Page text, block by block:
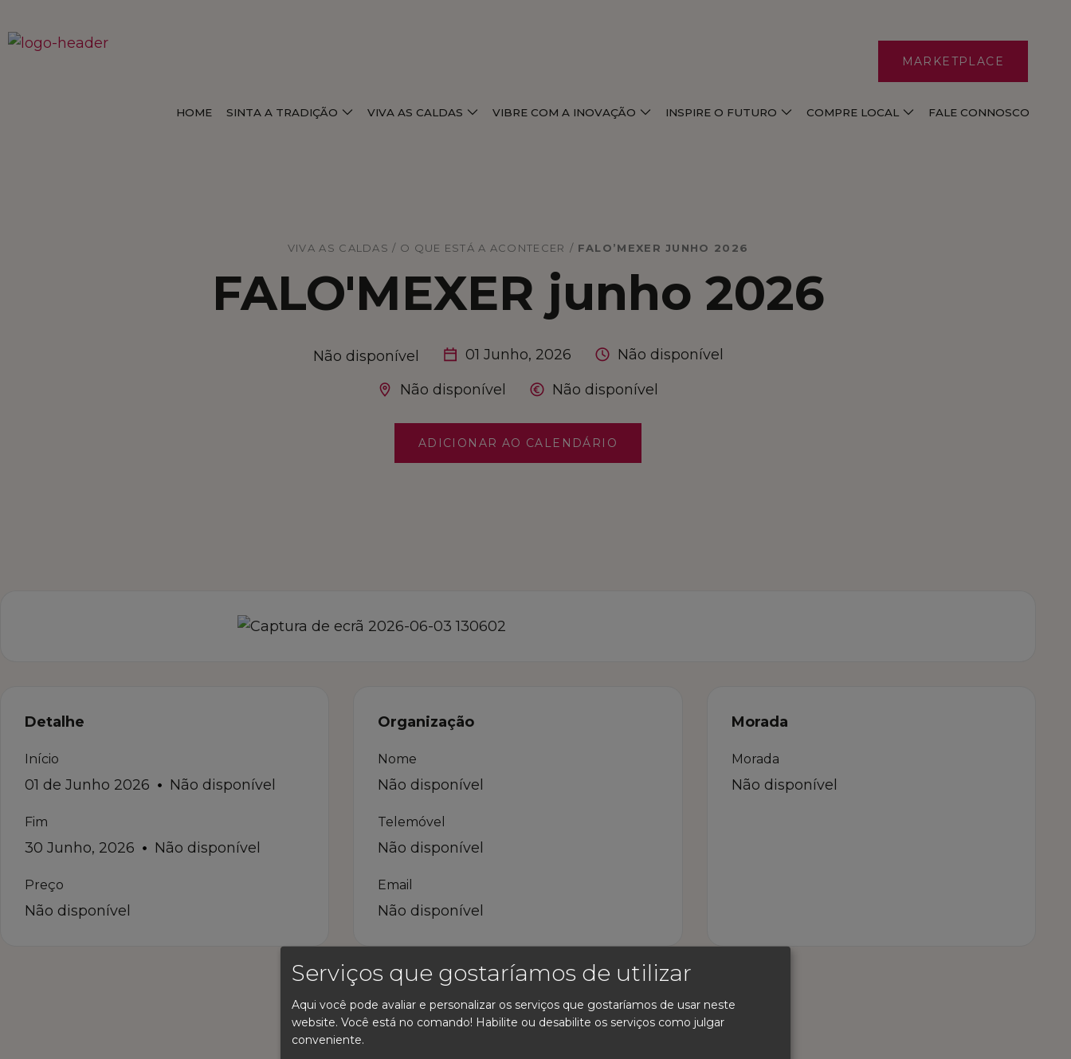
MARKETPLACE
HOME SINTA A TRADIÇÃO VIVA AS CALDAS VIBRE COM A INOVAÇÃO INSPIRE O FUTURO COMPRE LOCAL FALE CONNOSCO
VIVA AS CALDAS / O QUE ESTÁ A ACONTECER / FALO’MEXER JUNHO 2026
FALO'MEXER junho 2026
Não disponível 01 Junho, 2026
Não disponível
Não disponível
Não disponível
ADICIONAR AO CALENDÁRIO
Detalhe
Início
01 de Junho 2026 Não disponível
Fim
30 Junho, 2026 Não disponível
Preço
Não disponível
Organização
Nome
Não disponível
Telemóvel
Não disponível
Email
Não disponível
Morada
Morada
Não disponível
Serviços que gostaríamos de utilizar
Aqui você pode avaliar e personalizar os serviços que gostaríamos de usar neste
website. Você está no comando! Habilite ou desabilite os serviços como julgar
conveniente.